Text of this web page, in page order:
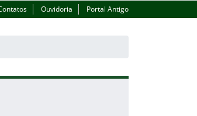
Ouvidoria Portal Antigo